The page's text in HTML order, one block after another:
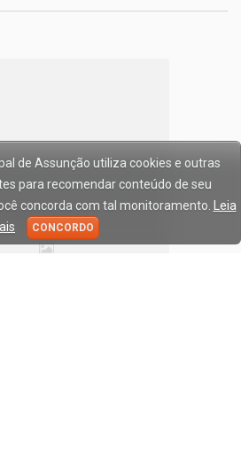
de Assunção utiliza cookies e outras
para recomendar conteúdo de seu
concorda com tal monitoramento.
Leia
CONCORDO